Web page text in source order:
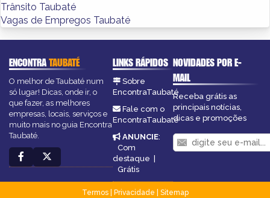
Trânsito Taubaté
Vagas de Empregos Taubaté
ENCONTRATAUBATÉ
O melhor de Taubaté num
só lugar! Dicas, onde ir, o
que fazer, as melhores
empresas, locais, serviços e
muito mais no guia Encontra
Taubaté.
LINKS RÁPIDOS
Sobre
EncontraTaubaté
Fale com o
EncontraTaubaté
ANUNCIE:
Com
destaque |
Grátis
NOVIDADES POR E-
MAIL
Receba grátis as
principais notícias,
dicas e promoções
Termos| Privacidade
Sitemap